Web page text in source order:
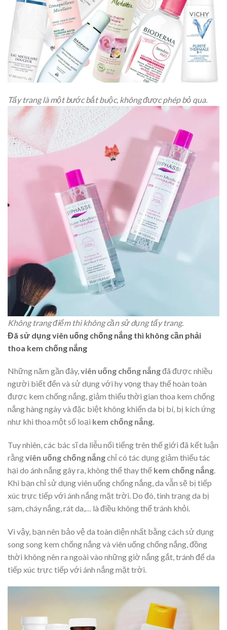
Tẩy trang là một bước bắt buộc, không được phép bỏ qua.
Không trang điểm thì không cần sử dụng tẩy trang.
Đã sử dụng viên uống chống nắng thì không cần phải
thoa kem chống nắng
Những năm gần đây,viên uống chống nắngđã được nhiều
người biết đến và sử dụng với hy vọng thay thế hoàn toàn
được kem chống nắng, giảm thiểu thời gian thoa kem chống
nắng hàng ngày và đặc biệt không khiến da bị bí, bị kích ứng
như khi thoa một số loại kem chống nắng.
Tuy nhiên, các bác sĩ da liễu nổi tiếng trên thế giới đã kết luận
rằngviên uống chống nắngchỉ có tác dụng giảm thiểu tác
hại do ánh nắng gây ra, không thể thay thế kem chống nắng.
Khi bạn chỉ sử dụng viên uống chống nắng, da vẫn sẽ bị tiếp
xúc trực tiếp với ánh nắng mặt trời. Do đó, tình trạng da bị
sạm, cháy nắng, rát da,… là điều không thể tránh khỏi.
Vì vậy, bạn nên bảo vệ da toàn diện nhất bằng cách sử dụng
song song kem chống nắng và viên uống chống nắng, đồng
thời không nên ra ngoài vào những giờ nắng gắt, tránh để da
tiếp xúc trực tiếp với ánh nắng mặt trời.